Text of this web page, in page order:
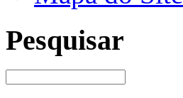
Pesquisar